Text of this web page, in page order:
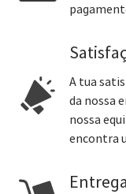
A tua
da nossa
nossa
encontra